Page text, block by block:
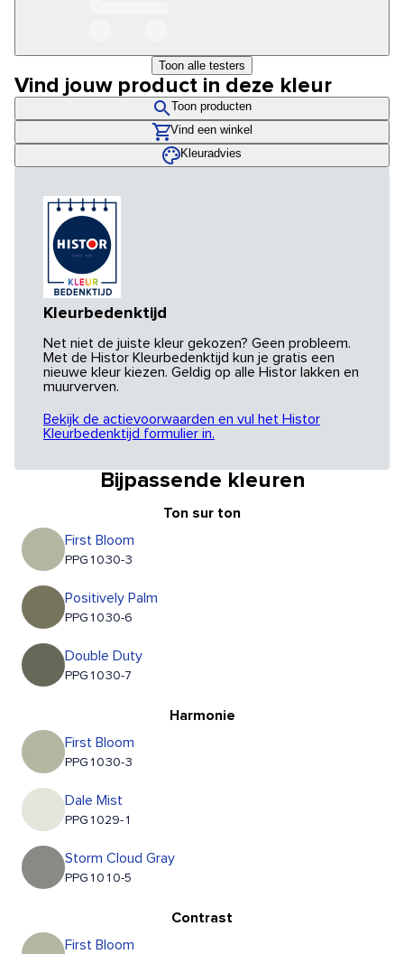
Toon alle testers
Vind jouw product in deze kleur
Toon producten
Vind een winkel
Kleuradvies
Kleurbedenktijd
Net niet de juiste kleur gekozen? Geen probleem.
Met de Histor Kleurbedenktijd kun je gratis een
nieuwe kleur kiezen. Geldig op alle Histor lakken en
muurverven.
Bekijk de actievoorwaarden en vul het Histor
Kleurbedenktijd formulier in.
Bijpassende kleuren
Ton sur ton
First Bloom
PPG1030-3
Positively Palm
PPG1030-6
Double Duty
PPG1030-7
Harmonie
First Bloom
PPG1030-3
Dale Mist
PPG1029-1
Storm Cloud Gray
PPG1010-5
Contrast
First Bloom